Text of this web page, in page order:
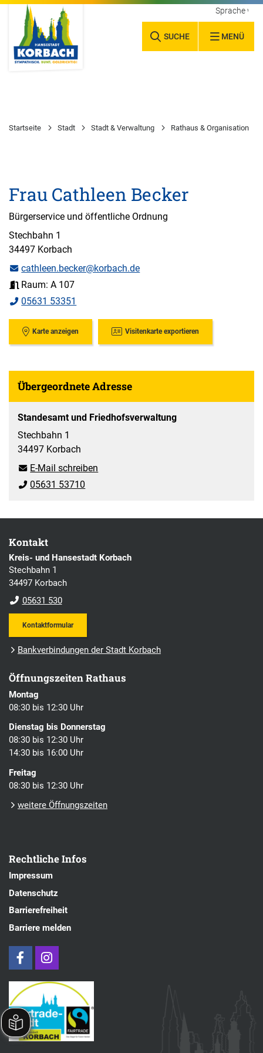
SUCHE MENÜ
Sprache
Startseite Stadt Stadt & Verwaltung Rathaus & Organisation
Frau Cathleen Becker
Bürgerservice und öffentliche Ordnung
Stechbahn 1
34497 Korbach
cathleen.becker@korbach.de
Raum: A 107
05631 53351
Karte anzeigen Visitenkarte exportieren
Übergeordnete Adresse
Standesamt und Friedhofsverwaltung
Stechbahn 1
34497 Korbach
E-Mail schreiben
05631 53710
Kontakt
Kreis- und Hansestadt Korbach
Stechbahn 1
34497 Korbach
05631 530
Kontaktformular
Bankverbindungen der Stadt Korbach
Öffnungszeiten Rathaus
Montag
08:30 bis 12:30 Uhr
Dienstag bis Donnerstag
08:30 bis 12:30 Uhr
14:30 bis 16:00 Uhr
Freitag
08:30 bis 12:30 Uhr
weitere Öffnungszeiten
Rechtliche Infos
Impressum
Datenschutz
Barrierefreiheit
Barriere melden